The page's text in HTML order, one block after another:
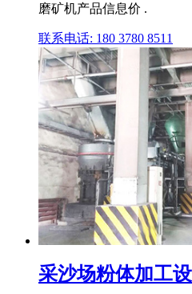
磨矿机产品信息价 .
联系电话: 180 3780 8511
采沙场粉体加工